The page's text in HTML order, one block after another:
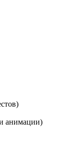
и анимации)